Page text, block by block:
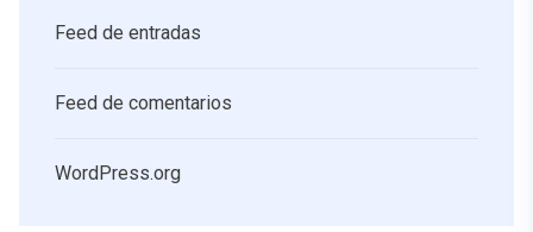
Feed de entradas
Feed de comentarios
WordPress.org